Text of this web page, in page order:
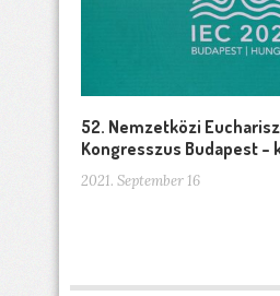
52. Nemzetközi
Kongresszus Budapest –
2021. September 16